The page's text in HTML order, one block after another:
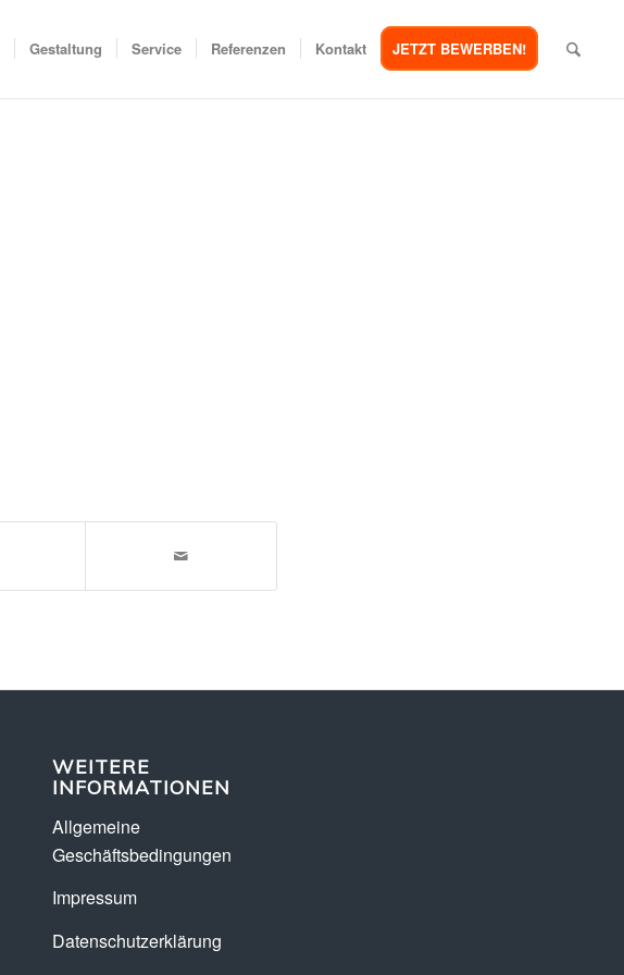
Gestaltung Service Referenzen Kontakt JETZT BEWERBEN!
WEITERE
INFORMATIONEN
Allgemeine
Geschäftsbedingungen
Impressum
Datenschutzerklärung